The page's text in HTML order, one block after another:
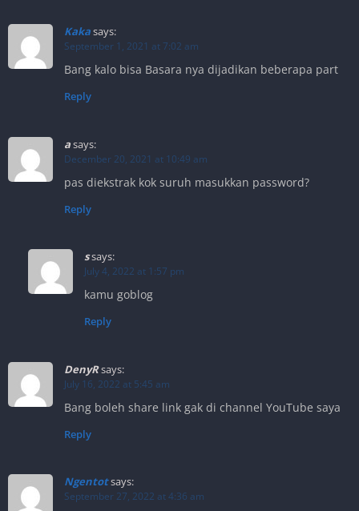
Kakasays:
September 1, 2021 at 7:02 am
Bang kalo bisa Basara nya dijadikan beberapa part
Reply
asays:
December 20, 2021 at 10:49 am
pas diekstrak kok suruh masukkan password?
Reply
ssays:
July 4, 2022 at 1:57 pm
kamu goblog
Reply
DenyRsays:
July 16, 2022 at 5:45 am
Bang boleh share link gak di channel YouTube saya
Reply
Ngentotsays:
September 27, 2022 at 4:36 am